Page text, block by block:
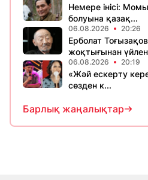
Немере інісі:
болуына қазақ...
06.08.2026 20:26
Ерболат
жоқтығынан
06.08.2026 20:19
«Жәй ескерту
сөзден к...
Барлық жаңалықтар